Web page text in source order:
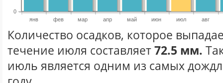
янв фев мар апр май июн июл авг
0
Количество осадков, которое
течение июля составляет72.5 мм.
июль является одним из самых